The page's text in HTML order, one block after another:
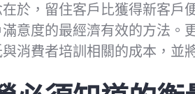
於，留住客戶比獲得新客戶
意度的最經濟有效的方法。
消費者培訓相關的成本，並